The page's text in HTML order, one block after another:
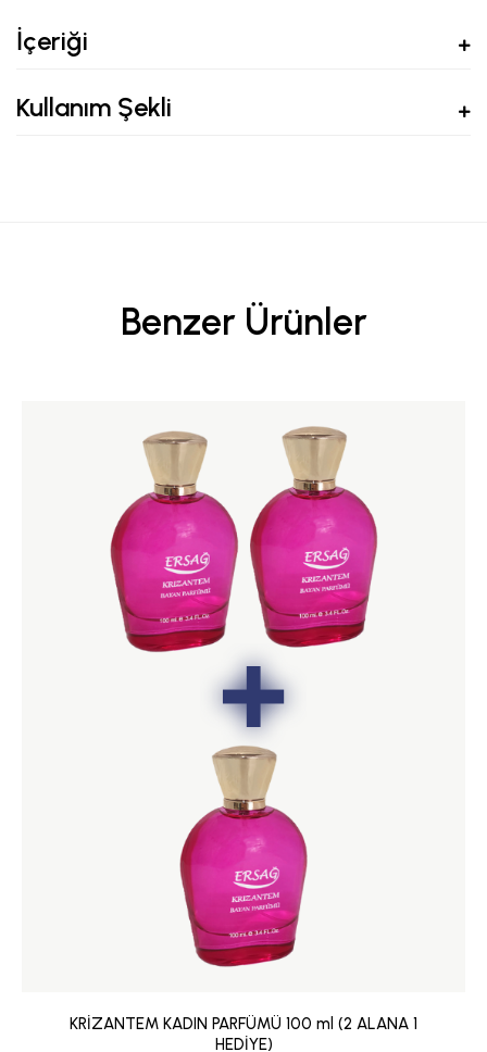
İçeriği
Kullanım Şekli
Benzer Ürünler
KRİZANTEM KADIN PARFÜMÜ 100 ml (2 ALANA 1
HEDİYE)